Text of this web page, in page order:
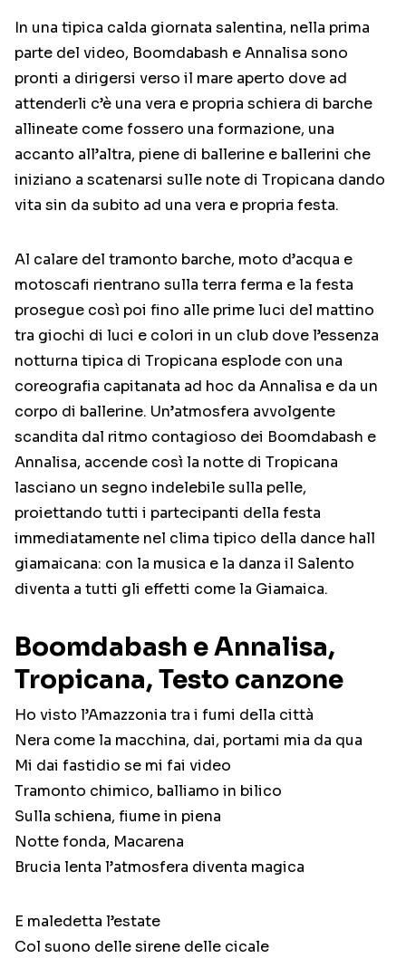
In una tipica calda giornata salentina, nella prima
parte del video, Boomdabash e Annalisa sono
pronti a dirigersi verso il mare aperto dove ad
attenderli c’è una vera e propria schiera di barche
allineate come fossero una formazione, una
accanto all’altra, piene di ballerine e ballerini che
iniziano a scatenarsi sulle note di Tropicana dando
vita sin da subito ad una vera e propria festa.
Al calare del tramonto barche, moto d’acqua e
motoscafi rientrano sulla terra ferma e la festa
prosegue così poi fino alle prime luci del mattino
tra giochi di luci e colori in un club dove l’essenza
notturna tipica di Tropicana esplode con una
coreografia capitanata ad hoc da Annalisa e da un
corpo di ballerine. Un’atmosfera avvolgente
scandita dal ritmo contagioso dei Boomdabash e
Annalisa, accende così la notte di Tropicana
lasciano un segno indelebile sulla pelle,
proiettando tutti i partecipanti della festa
immediatamente nel clima tipico della dance hall
giamaicana: con la musica e la danza il Salento
diventa a tutti gli effetti come la Giamaica.
Boomdabash e Annalisa,
Tropicana, Testo canzone
Ho visto l’Amazzonia tra i fumi della città
Nera come la macchina, dai, portami mia da qua
Mi dai fastidio se mi fai video
Tramonto chimico, balliamo in bilico
Sulla schiena, fiume in piena
Notte fonda, Macarena
Brucia lenta l’atmosfera diventa magica
E maledetta l’estate
Col suono delle sirene delle cicale